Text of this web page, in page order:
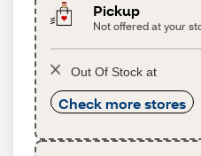
Pickup
Not offered at your
Out Of Stock at
Check more stores